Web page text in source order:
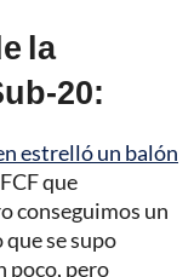
la
20:
estrelló un balón
que
conseguimos un
se supo
poco, pero